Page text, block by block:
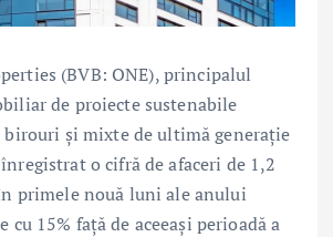
(BVB: ONE), principalul
de proiecte sustenabile
și mixte de ultimă generație
o cifră de afaceri de 1,2
primele nouă luni ale anului
cu 15% față de aceeași perioadă a